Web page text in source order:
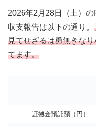
2026年2月28日（土）の
収支報告は以下の通り。
見てせざるは勇無きな
てます。
証拠金預託額（円）